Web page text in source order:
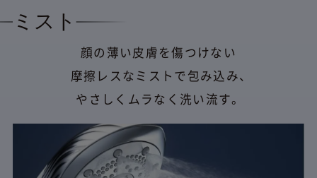
ミスト
顔の薄い皮膚を傷つけない
摩擦レスなミストで包み込み、
やさしくムラなく洗い流す。